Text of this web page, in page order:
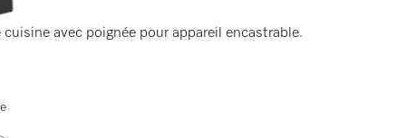
avec poignée pour appareil encastrable.